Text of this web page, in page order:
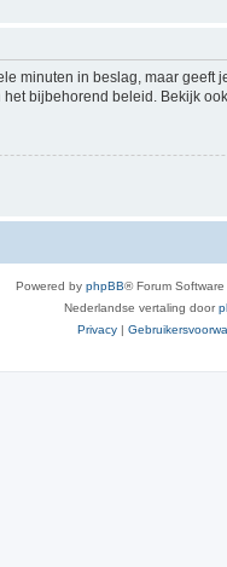
minuten in beslag, maar
bijbehorend beleid. Bekijk
Powered by phpBB® Forum
Nederlandse vertaling door
Privacy |